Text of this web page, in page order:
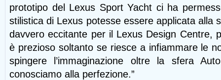
prototipo del Lexus Sport Yacht ci ha
stilistica di Lexus potesse essere applicata alla
davvero eccitante per il Lexus Design Centre,
è prezioso soltanto se riesce a infiammare le
spingere l’immaginazione oltre la sfera
conosciamo alla perfezione.”